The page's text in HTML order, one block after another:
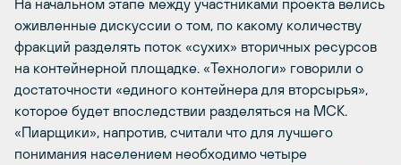
оживленные дискуссии о том, по какому количеству
фракций разделять поток «сухих» вторичных ресурсов
на контейнерной площадке. «Технологи» говорили о
достаточности «единого контейнера для вторсырья»,
которое будет впоследствии разделяться на МСК.
«Пиарщики», напротив, считали что для лучшего
понимания населением необходимо четыре